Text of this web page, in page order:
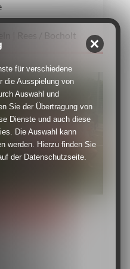
| Rees / Bocholt
BEI DER Ü32
der
für verschiedene
die Ausspielung von
Auswahl und
Sie der Übertragung von
Dienste und auch diese
Die Auswahl kann
werden. Hierzu finden Sie
der Datenschutzseite.